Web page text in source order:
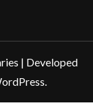
| Developed
.